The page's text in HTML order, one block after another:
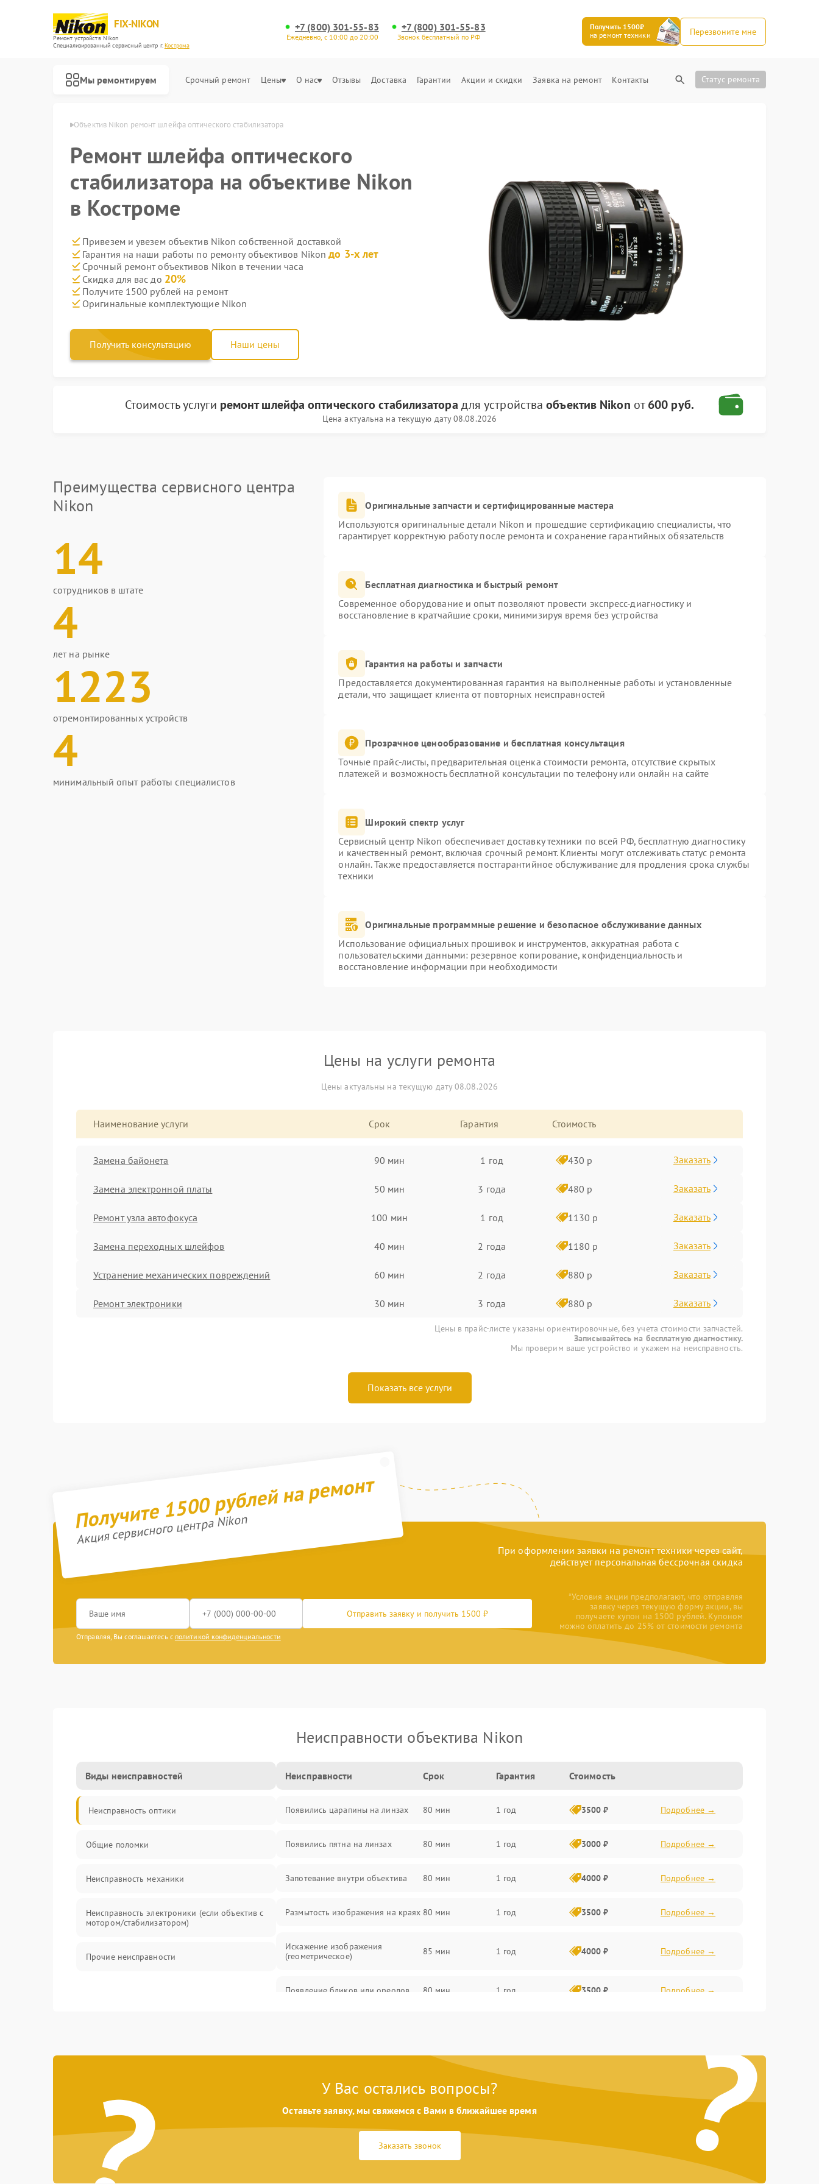
FIX-NIKON
Ремонт устройств Nikon
Специализированный cервисный центр г.Кострома
+7 (800) 301-55-83
Ежедневно, с 10:00 до 20:00
+7 (800) 301-55-83
Звонок бесплатный по РФ
Получить 1500₽
на ремонт техники
Перезвоните мне
Мы ремонтируем Срочный ремонт Цены О нас Отзывы Доставка Гарантии Акции и скидки Заявка на ремонт Контакты Статус ремонта
Nikon в Костроме Объектив Nikon ремонт шлейфа оптического стабилизатора
Ремонт шлейфа оптического
стабилизатора на объективе Nikon
в Костроме
Привезем и увезем объектив Nikon собственной доставкой
Гарантия на наши работы по ремонту объективов Nikonдо 3-х лет
Срочный ремонт объективов Nikon в течении часа
Скидка для вас до 20%
Получите 1500 рублей на ремонт
Оригинальные комплектующие Nikon
Получить консультацию Наши цены
Стоимость услуги ремонт шлейфа оптического стабилизатора для устройстваобъектив Nikon от600 руб.
Цена актуальна на текущую дату 08.08.2026
Преимущества сервисного центра
Nikon
14
сотрудников в штате
4
лет на рынке
1223
отремонтированных устройств
4
минимальный опыт работы специалистов
Оригинальные запчасти и сертифицированные мастера
Используются оригинальные детали Nikon и прошедшие сертификацию специалисты, что
гарантирует корректную работу после ремонта и сохранение гарантийных обязательств
Бесплатная диагностика и быстрый ремонт
Современное оборудование и опыт позволяют провести экспресс-диагностику и
восстановление в кратчайшие сроки, минимизируя время без устройства
Гарантия на работы и запчасти
Предоставляется документированная гарантия на выполненные работы и установленные
детали, что защищает клиента от повторных неисправностей
Прозрачное ценообразование и бесплатная консультация
Точные прайс-листы, предварительная оценка стоимости ремонта, отсутствие скрытых
платежей и возможность бесплатной консультации по телефону или онлайн на сайте
Широкий спектр услуг
Сервисный центр Nikon обеспечивает доставку техники по всей РФ, бесплатную диагностику
и качественный ремонт, включая срочный ремонт. Клиенты могут отслеживать статус ремонта
онлайн. Также предоставляется постгарантийное обслуживание для продления срока службы
техники
Оригинальные программные решение и безопасное обслуживание данных
Использование официальных прошивок и инструментов, аккуратная работа с
пользовательскими данными: резервное копирование, конфиденциальность и
восстановление информации при необходимости
Цены на услуги ремонта
Цены актуальны на текущую дату 08.08.2026
Наименование услуги Срок Гарантия Стоимость
Замена байонета 90 мин 1 год 430 р Заказать
Замена электронной платы 50 мин 3 года 480 р Заказать
Ремонт узла автофокуса 100 мин 1 год 1130 р Заказать
Замена переходных шлейфов 40 мин 2 года 1180 р Заказать
Устранение механических повреждений 60 мин 2 года 880 р Заказать
Ремонт электроники 30 мин 3 года 880 р Заказать
Цены в прайс-листе указаны ориентировочные, без учета стоимости запчастей.
Записывайтесь на бесплатную диагностику.
Мы проверим ваше устройство и укажем на неисправность.
Показать все услуги
Получите 1500 рублей на ремонт
Акция сервисного центра Nikon
При оформлении заявки на ремонт техники через сайт,
действует персональная бессрочная скидка
Отправить заявку и получить 1500 ₽
Отправляя, Вы соглашаетесь с политикой конфиденциальности
*Условия акции предполагают, что отправляя
заявку через текущую форму акции, вы
получаете купон на 1500 рублей. Купоном
можно оплатить до 25% от стоимости ремонта
Неисправности объектива Nikon
Виды неисправностей
Неисправность оптики
Общие поломки
Неисправность механики
Неисправность электроники (если объектив с
мотором/стабилизатором)
Прочие неисправности
Неисправности Срок Гарантия Стоимость
Появились царапины на линзах 80 мин 1 год 3500 ₽ Подробнее →
Появились пятна на линзах 80 мин 1 год 3000 ₽ Подробнее →
Запотевание внутри объектива 80 мин 1 год 4000 ₽ Подробнее →
Размытость изображения на краях 80 мин 1 год 3500 ₽ Подробнее →
Искажение изображения
(геометрическое)
85 мин 1 год 4000 ₽ Подробнее →
Появление бликов или ореолов 80 мин 1 год 3500 ₽ Подробнее →
?
У Вас остались вопросы?
Оставьте заявку, мы свяжемся с Вами в ближайшее время
Заказать звонок